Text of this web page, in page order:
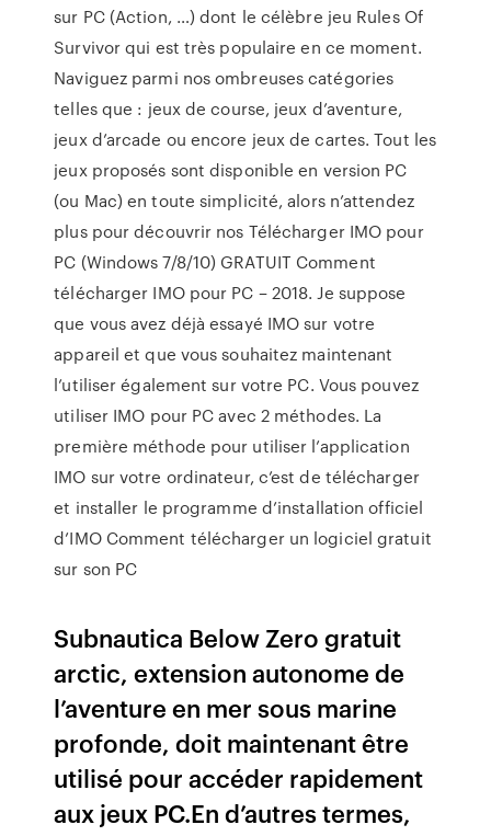
sur PC (Action, …) dont le célèbre jeu Rules Of
Survivor qui est très populaire en ce moment.
Naviguez parmi nos ombreuses catégories
telles que : jeux de course, jeux d’aventure,
jeux d’arcade ou encore jeux de cartes. Tout les
jeux proposés sont disponible en version PC
(ou Mac) en toute simplicité, alors n’attendez
plus pour découvrir nos Télécharger IMO pour
PC (Windows 7/8/10) GRATUIT Comment
télécharger IMO pour PC – 2018. Je suppose
que vous avez déjà essayé IMO sur votre
appareil et que vous souhaitez maintenant
l’utiliser également sur votre PC. Vous pouvez
utiliser IMO pour PC avec 2 méthodes. La
première méthode pour utiliser l’application
IMO sur votre ordinateur, c’est de télécharger
et installer le programme d’installation officiel
d’IMO Comment télécharger un logiciel gratuit
sur son PC
Subnautica Below Zero gratuit
arctic, extension autonome de
l’aventure en mer sous marine
profonde, doit maintenant être
utilisé pour accéder rapidement
aux jeux PC.En d’autres termes,